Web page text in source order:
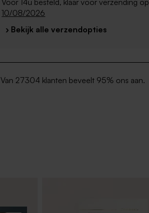
Voor 14u besteld, klaar voor verzending op
10/08/2026
› Bekijk alle verzendopties
Van 27304 klanten beveelt 95% ons aan.